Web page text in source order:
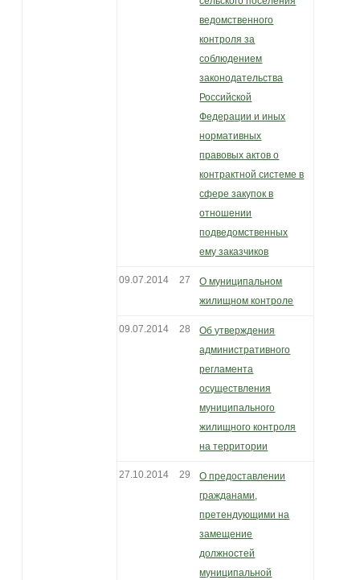
ведомственного
контроля за
соблюдением
законодательства
Российской
Федерации и иных
нормативных
правовых актов о
контрактной системе в
сфере закупок в
отношении
подведомственных
ему заказчиков
09.07.2014 27
О муниципальном
жилищном контроле
09.07.2014 28
Об утверждения
административного
регламента
осуществления
муниципального
жилищного контроля
на территории
27.10.2014 29
О предоставлении
гражданами,
претендующими на
замещение
должностей
муниципальной